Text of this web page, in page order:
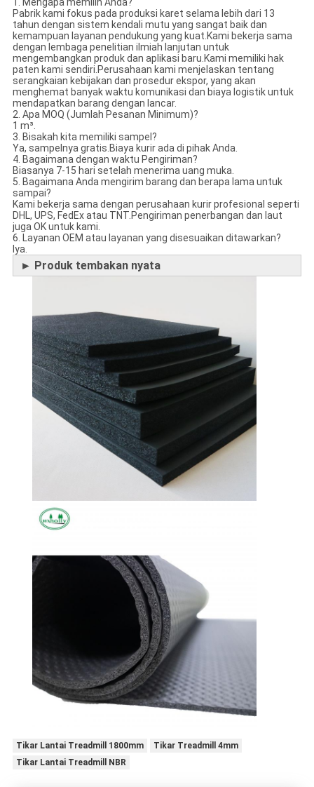
Pabrik kami fokus pada produksi karet selama lebih dari 13
tahun dengan sistem kendali mutu yang sangat baik dan
kemampuan layanan pendukung yang kuat.Kami bekerja sama
dengan lembaga penelitian ilmiah lanjutan untuk
mengembangkan produk dan aplikasi baru.Kami memiliki hak
paten kami sendiri.Perusahaan kami menjelaskan tentang
serangkaian kebijakan dan prosedur ekspor, yang akan
menghemat banyak waktu komunikasi dan biaya logistik untuk
mendapatkan barang dengan lancar.
2. Apa MOQ (Jumlah Pesanan Minimum)?
1 m³.
3. Bisakah kita memiliki sampel?
Ya, sampelnya gratis.Biaya kurir ada di pihak Anda.
4. Bagaimana dengan waktu Pengiriman?
Biasanya 7-15 hari setelah menerima uang muka.
5. Bagaimana Anda mengirim barang dan berapa lama untuk
sampai?
Kami bekerja sama dengan perusahaan kurir profesional seperti
DHL, UPS, FedEx atau TNT.Pengiriman penerbangan dan laut
juga OK untuk kami.
6. Layanan OEM atau layanan yang disesuaikan ditawarkan?
Iya.
► Produk tembakan nyata
Tikar Lantai Treadmill 1800mm
Tikar Treadmill 4mm
Tikar Lantai Treadmill NBR